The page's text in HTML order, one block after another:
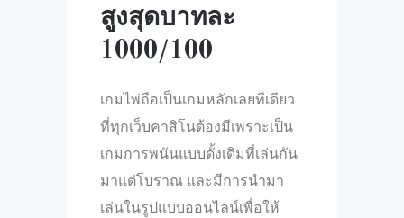
สูงสุดบาทละ
1000/100
เกมไพ่ถือเป็นเกมหลักเลยทีเดียว
ที่ทุกเว็บคาสิโนต้องมีเพราะเป็น
เกมการพนันแบบดั้งเดิมที่เล่นกัน
มาแต่โบราณ และมีการนำมา
เล่นในรูปแบบออนไลน์เพื่อให้